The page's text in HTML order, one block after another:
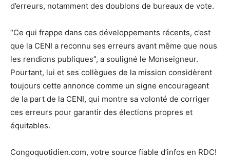
d’erreurs, notamment des doublons de bureaux de vote.
“Ce qui frappe dans ces développements récents, c’est
que la CENI a reconnu ses erreurs avant même que nous
les rendions publiques”, a souligné le Monseigneur.
Pourtant, lui et ses collègues de la mission considèrent
toujours cette annonce comme un signe encourageant
de la part de la CENI, qui montre sa volonté de corriger
ces erreurs pour garantir des élections propres et
équitables.
Congoquotidien.com, votre source fiable d’infos en RDC!